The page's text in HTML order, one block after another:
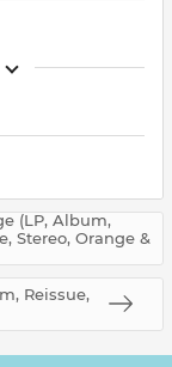
(LP, Album,
Stereo, Orange &
Reissue,